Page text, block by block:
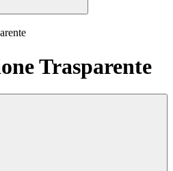
Trasparente